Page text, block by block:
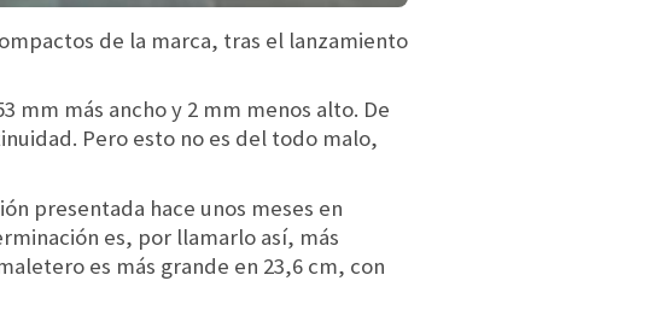
de la marca, tras el lanzamiento
mm más ancho y 2 mm menos alto. De
Pero esto no es del todo malo,
presentada hace unos meses en
es, por llamarlo así, más
es más grande en 23,6 cm, con